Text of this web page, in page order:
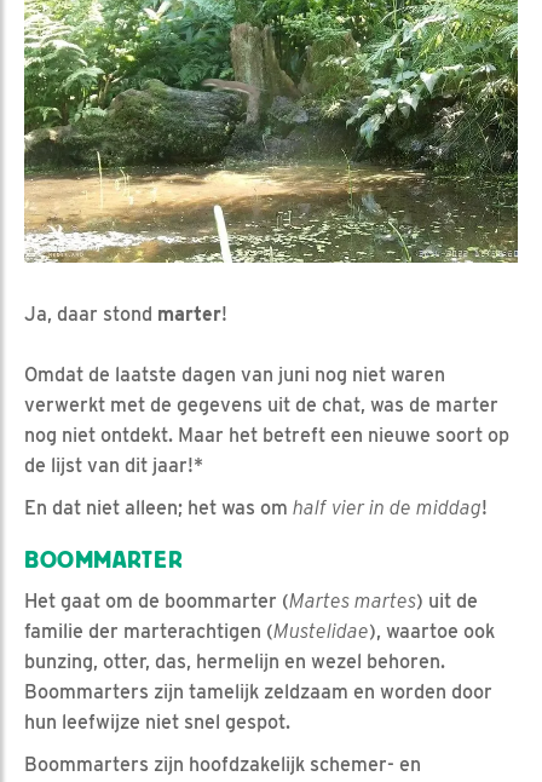
Ja, daar stond marter!
Omdat de laatste dagen van juni nog niet waren
verwerkt met de gegevens uit de chat, was de marter
nog niet ontdekt. Maar het betreft een nieuwe soort op
de lijst van dit jaar!*
En dat niet alleen; het was om half vier in de middag!
BOOMMARTER
Het gaat om de boommarter (Martes martes) uit de
familie der marterachtigen (Mustelidae), waartoe ook
bunzing, otter, das, hermelijn en wezel behoren.
Boommarters zijn tamelijk zeldzaam en worden door
hun leefwijze niet snel gespot.
Boommarters zijn hoofdzakelijk schemer- en